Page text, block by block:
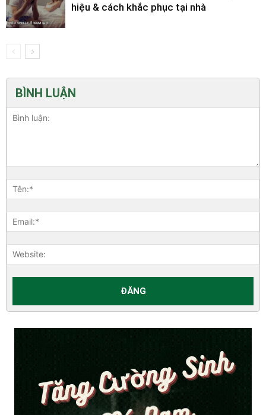
hiệu & cách khắc phục tại nhà
BÌNH LUẬN